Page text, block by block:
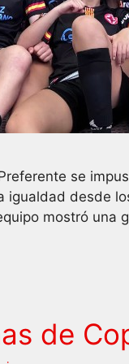
se
igualdad desde
mostró una
de